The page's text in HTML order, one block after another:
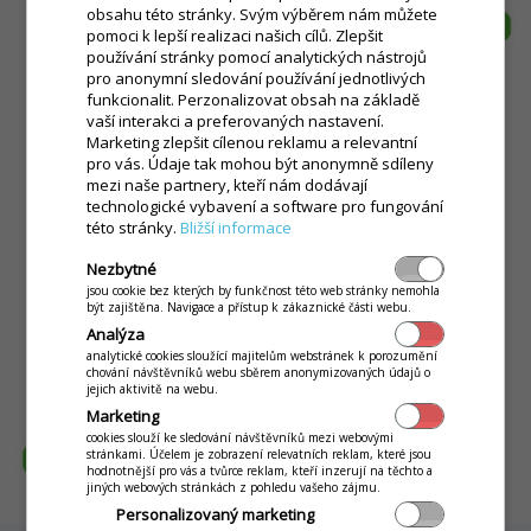
obsahu této stránky. Svým výběrem nám můžete
pomoci k lepší realizaci našich cílů. Zlepšit
používání stránky pomocí analytických nástrojů
pro anonymní sledování používání jednotlivých
funkcionalit. Perzonalizovat obsah na základě
vaší interakci a preferovaných nastavení.
Marketing zlepšit cílenou reklamu a relevantní
pro vás. Údaje tak mohou být anonymně sdíleny
mezi naše partnery, kteří nám dodávají
technologické vybavení a software pro fungování
této stránky.Bližší informace
Nezbytné
jsou cookie bez kterých by funkčnost této web stránky nemohla
být zajištěna. Navigace a přístup k zákaznické části webu.
Analýza
analytické cookies sloužící majitelům webstránek k porozumění
chování návštěvníků webu sběrem anonymizovaných údajů o
jejich aktivitě na webu.
Marketing
cookies slouží ke sledování návštěvníků mezi webovými
stránkami. Účelem je zobrazení relevatních reklam, které jsou
hodnotnější pro vás a tvůrce reklam, kteří inzerují na těchto a
jiných webových stránkách z pohledu vašeho zájmu.
Personalizovaný marketing